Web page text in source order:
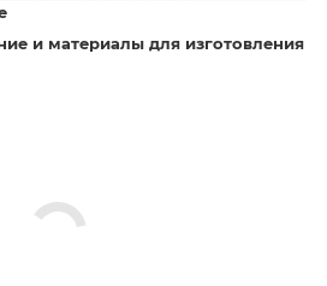
и материалы для изготовления